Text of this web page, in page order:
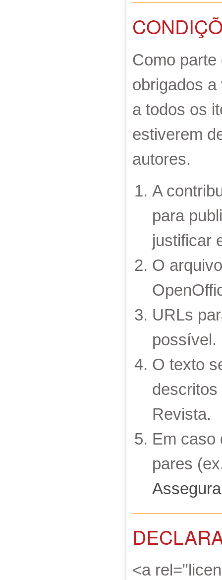
Como
obrigados
a todos os
estiverem
autores.
A
para
justificar
O
URLs
possível.
O texto
Revista.
Em caso
pares
<a